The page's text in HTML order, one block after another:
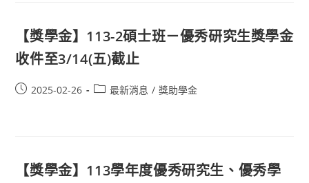
【獎學金】113-2碩士班－優秀研究生獎學金
收件至3/14(五)截止
2025-02-26 最新消息 / 獎助學金
【獎學金】113學年度優秀研究生、優秀學